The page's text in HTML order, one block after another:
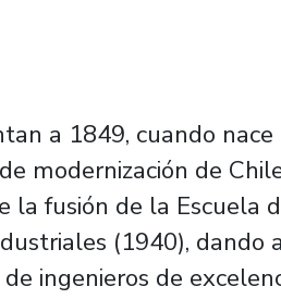
a 1849, cuando nace
modernización de
la fusión de la Escuela
(1940), dando
ingenieros de